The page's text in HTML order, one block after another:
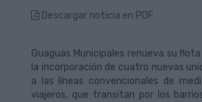
Descargar noticia en PDF
Guaguas Municipales renueva su
la incorporación de cuatro nuevas
a las líneas convencionales de
viajeros, que transitan por los